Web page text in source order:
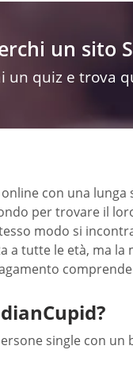
un sito
un quiz e trova
con una
per trovare il
modo si
tutte le età, ma
single con